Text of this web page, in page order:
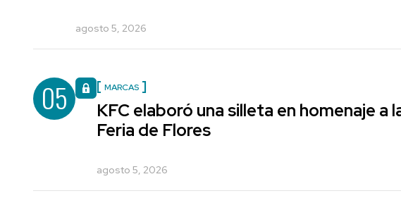
agosto 5, 2026
05 MARCAS
KFC elaboró una silleta en homenaje a
Feria de Flores
agosto 5, 2026